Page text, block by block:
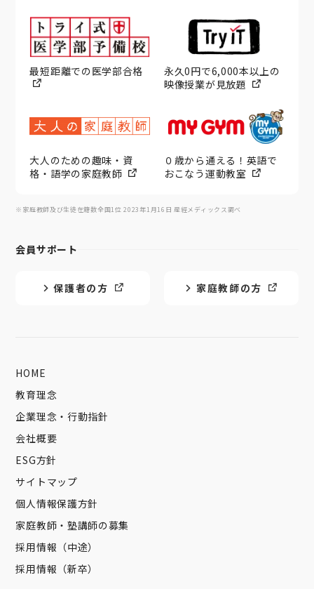
最短距離での医学部合格
永久0円で6,000本以上の
映像授業が見放題
大人のための趣味・資
格・語学の家庭教師
０歳から通える！英語で
おこなう運動教室
※家庭教師及び生徒在籍数全国1位 2023年1月16日 産經メディックス調べ
会員サポート
保護者の方 家庭教師の方
HOME
教育理念
企業理念・行動指針
会社概要
ESG方針
サイトマップ
個人情報保護方針
家庭教師・塾講師の募集
採用情報（中途）
採用情報（新卒）